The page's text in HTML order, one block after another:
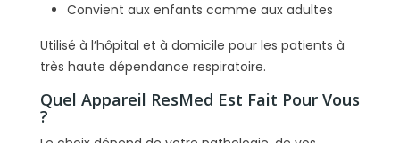
Convient aux enfants comme aux adultes
Utilisé à l’hôpital et à domicile pour les patients à
très haute dépendance respiratoire.
Quel Appareil ResMed Est Fait Pour Vous
?